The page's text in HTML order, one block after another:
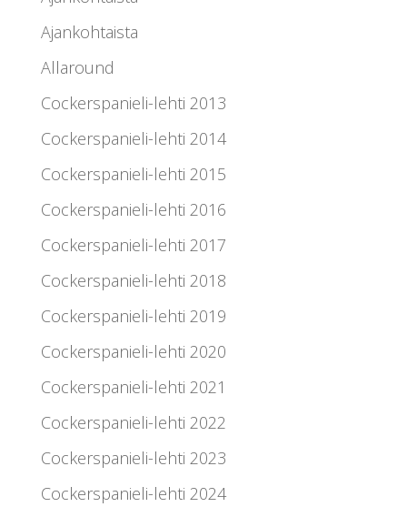
Ajankohtaista
Allaround
Cockerspanieli-lehti 2013
Cockerspanieli-lehti 2014
Cockerspanieli-lehti 2015
Cockerspanieli-lehti 2016
Cockerspanieli-lehti 2017
Cockerspanieli-lehti 2018
Cockerspanieli-lehti 2019
Cockerspanieli-lehti 2020
Cockerspanieli-lehti 2021
Cockerspanieli-lehti 2022
Cockerspanieli-lehti 2023
Cockerspanieli-lehti 2024